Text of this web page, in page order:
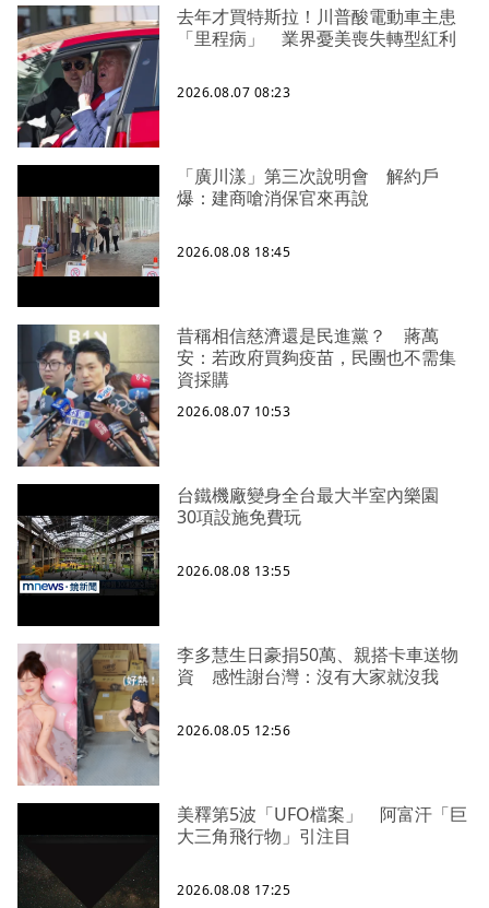
去年才買特斯拉！川普酸電動車主患
「里程病」 業界憂美喪失轉型紅利
2026.08.07 08:23
「廣川漾」第三次說明會 解約戶
爆：建商嗆消保官來再說
2026.08.08 18:45
昔稱相信慈濟還是民進黨？ 蔣萬
安：若政府買夠疫苗，民團也不需集
資採購
2026.08.07 10:53
台鐵機廠變身全台最大半室內樂園
30項設施免費玩
2026.08.08 13:55
李多慧生日豪捐50萬、親搭卡車送物
資 感性謝台灣：沒有大家就沒我
2026.08.05 12:56
美釋第5波「UFO檔案」 阿富汗「巨
大三角飛行物」引注目
2026.08.08 17:25